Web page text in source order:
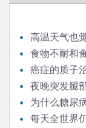
高温天气也
食物不耐和
癌症的质子
夜晚突发腿
为什么糖尿
每天全世界